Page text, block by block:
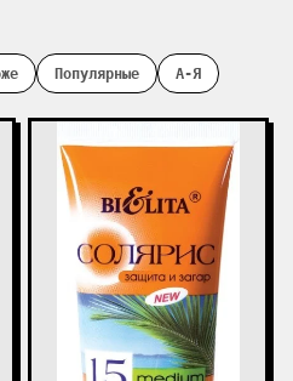
Популярные А-Я